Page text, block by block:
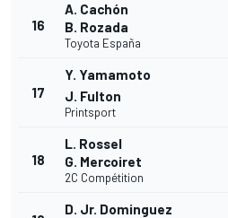
16
A. Cachón
B. Rozada
Toyota España
17
Y. Yamamoto
J. Fulton
Printsport
18
L. Rossel
G. Mercoiret
2C Compétition
D. Jr. Dominguez